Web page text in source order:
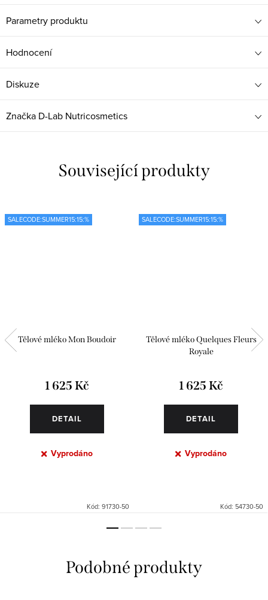
Parametry produktu
Hodnocení
Diskuze
Značka D-Lab Nutricosmetics
Související produkty
SALECODE:SUMMER15:15:%
Tělové mléko Mon Boudoir
1 625 Kč
DETAIL
Vyprodáno
Kód: 91730-50
SALECODE:SUMMER15:15:%
Tělové mléko Quelques Fleurs
Royale
1 625 Kč
DETAIL
Vyprodáno
Kód: 54730-50